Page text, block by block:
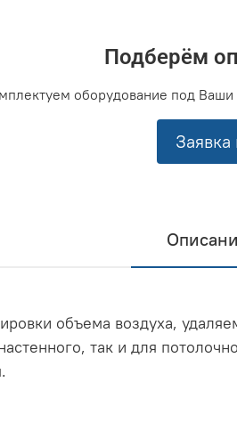
Подберём
оборудование под
объема воздуха,
так и для